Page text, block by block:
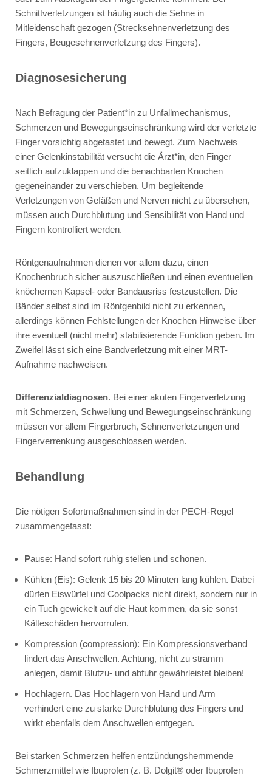
Schnittverletzungen ist häufig auch die Sehne in
Mitleidenschaft gezogen (Strecksehnenverletzung des
Fingers, Beugesehnenverletzung des Fingers).
Diagnosesicherung
Nach Befragung der Patient*in zu Unfallmechanismus,
Schmerzen und Bewegungseinschränkung wird der verletzte
Finger vorsichtig abgetastet und bewegt. Zum Nachweis
einer Gelenkinstabilität versucht die Ärzt*in, den Finger
seitlich aufzuklappen und die benachbarten Knochen
gegeneinander zu verschieben. Um begleitende
Verletzungen von Gefäßen und Nerven nicht zu übersehen,
müssen auch Durchblutung und Sensibilität von Hand und
Fingern kontrolliert werden.
Röntgenaufnahmen dienen vor allem dazu, einen
Knochenbruch sicher auszuschließen und einen eventuellen
knöchernen Kapsel- oder Bandausriss festzustellen. Die
Bänder selbst sind im Röntgenbild nicht zu erkennen,
allerdings können Fehlstellungen der Knochen Hinweise über
ihre eventuell (nicht mehr) stabilisierende Funktion geben. Im
Zweifel lässt sich eine Bandverletzung mit einer MRT-
Aufnahme nachweisen.
Differenzialdiagnosen. Bei einer akuten Fingerverletzung
mit Schmerzen, Schwellung und Bewegungseinschränkung
müssen vor allem Fingerbruch, Sehnenverletzungen und
Fingerverrenkung ausgeschlossen werden.
Behandlung
Die nötigen Sofortmaßnahmen sind in der PECH-Regel
zusammengefasst:
Pause: Hand sofort ruhig stellen und schonen.
Kühlen (Eis): Gelenk 15 bis 20 Minuten lang kühlen. Dabei
dürfen Eiswürfel und Coolpacks nicht direkt, sondern nur in
ein Tuch gewickelt auf die Haut kommen, da sie sonst
Kälteschäden hervorrufen.
Kompression (compression): Ein Kompressionsverband
lindert das Anschwellen. Achtung, nicht zu stramm
anlegen, damit Blutzu- und abfuhr gewährleistet bleiben!
Hochlagern. Das Hochlagern von Hand und Arm
verhindert eine zu starke Durchblutung des Fingers und
wirkt ebenfalls dem Anschwellen entgegen.
Bei starken Schmerzen helfen entzündungshemmende
Schmerzmittel wie Ibuprofen (z. B. Dolgit® oder Ibuprofen